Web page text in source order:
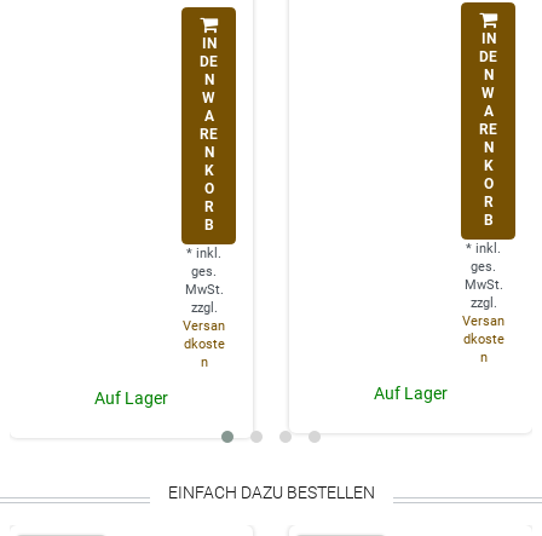
IN
DE
N
W
A
RE
N
K
O
R
B
* inkl.
ges.
MwSt.
zzgl.
Versan
dkoste
n
Auf Lager
IN
DE
N
W
A
RE
N
K
O
R
B
* inkl.
ges.
MwSt.
zzgl.
Versan
dkoste
n
Auf Lager
EINFACH DAZU BESTELLEN